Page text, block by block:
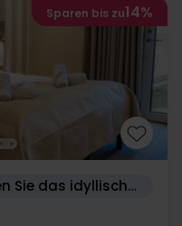
Sparen bis zu14%
Entspannen und entdecken Sie das idyllische Ulfborg